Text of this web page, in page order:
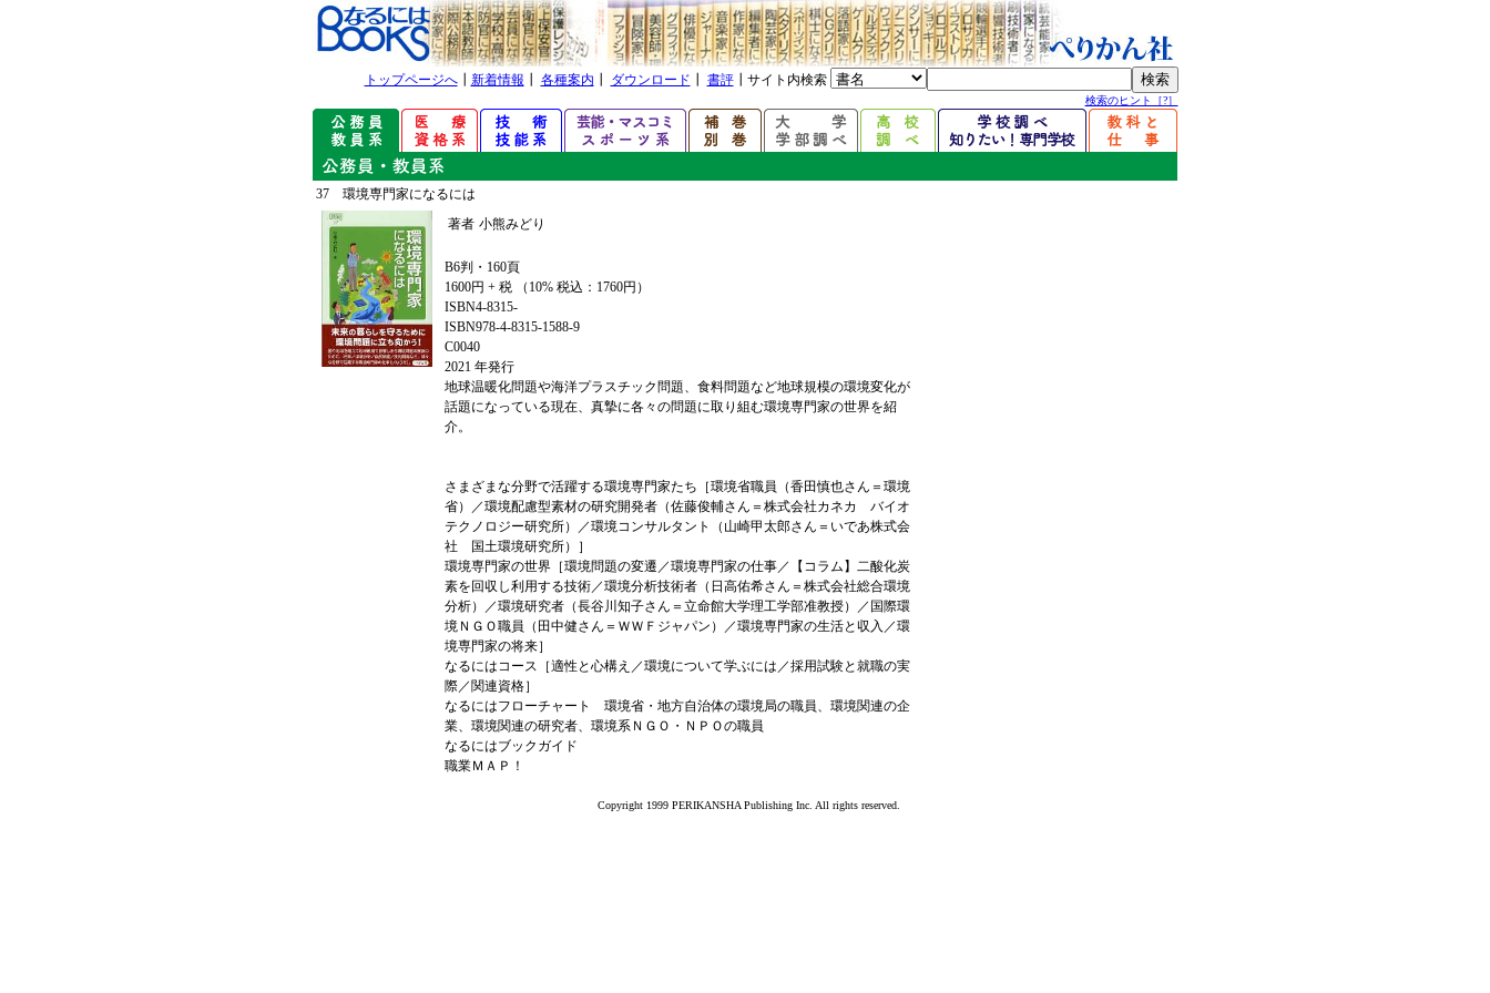
トップページへ┃ 新着情報 各種案内 ダウンロード 書評┃サイト内検索
検索のヒント［?］
37 環境専門家になるには
著者 小熊みどり
B6判・160頁
1600円 + 税 （10% 税込：1760円）
ISBN4-8315-
ISBN978-4-8315-1588-9
C0040
2021 年発行
地球温暖化問題や海洋プラスチック問題、食料問題など地球規模の環境変化が
話題になっている現在、真摯に各々の問題に取り組む環境専門家の世界を紹
介。
さまざまな分野で活躍する環境専門家たち［環境省職員（香田慎也さん＝環境
省）／環境配慮型素材の研究開発者（佐藤俊輔さん＝株式会社カネカ バイオ
テクノロジー研究所）／環境コンサルタント（山崎甲太郎さん＝いであ株式会
社 国土環境研究所）］
環境専門家の世界［環境問題の変遷／環境専門家の仕事／【コラム】二酸化炭
素を回収し利用する技術／環境分析技術者（日高佑希さん＝株式会社総合環境
分析）／環境研究者（長谷川知子さん＝立命館大学理工学部准教授）／国際環
境ＮＧＯ職員（田中健さん＝ＷＷＦジャパン）／環境専門家の生活と収入／環
境専門家の将来］
なるにはコース［適性と心構え／環境について学ぶには／採用試験と就職の実
際／関連資格］
なるにはフローチャート 環境省・地方自治体の環境局の職員、環境関連の企
業、環境関連の研究者、環境系ＮＧＯ・ＮＰＯの職員
なるにはブックガイド
職業ＭＡＰ！
Copyright 1999 PERIKANSHA Publishing Inc. All rights reserved.